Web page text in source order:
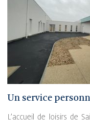
Un service
L’accueil de loisirs de